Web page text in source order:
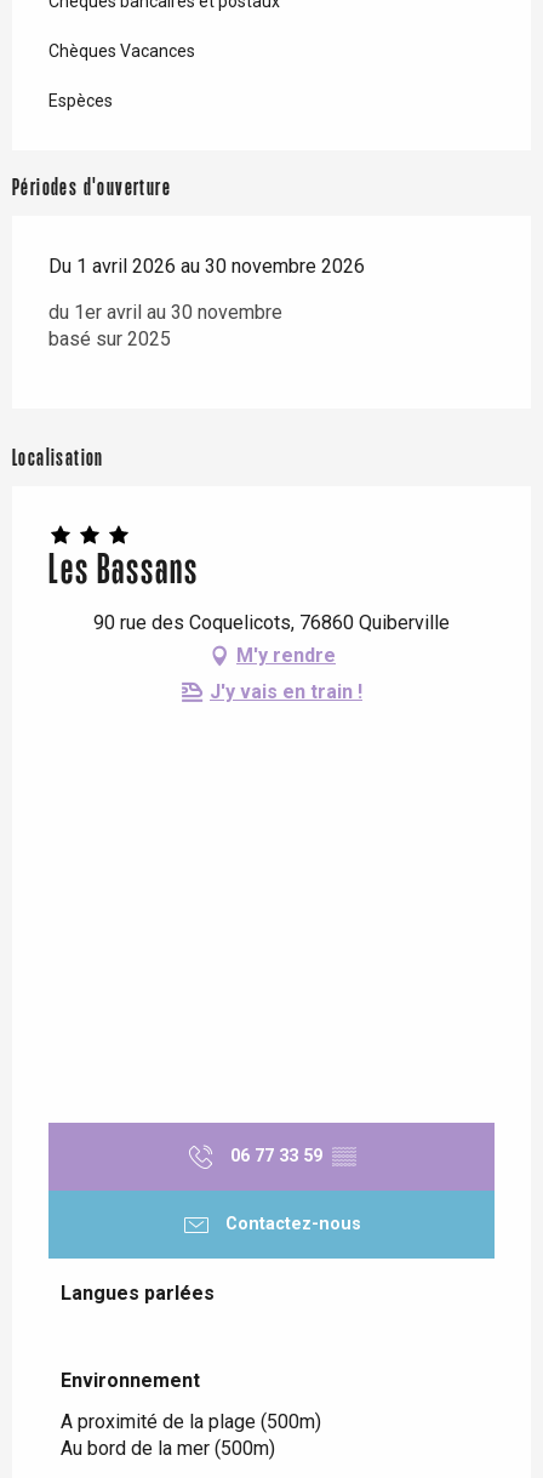
Chèques Vacances
Espèces
Périodes d'ouverture
Du 1 avril 2026 au 30 novembre 2026
du 1er avril au 30 novembre
basé sur 2025
Localisation
Les Bassans
90 rue des Coquelicots, 76860 Quiberville
M'y rendre
J'y vais en train !
06 77 33 59 ▒▒
Contactez-nous
Langues parlées
Langues parlées
Environnement
Environnement
A proximité de la plage (500m)
Au bord de la mer (500m)